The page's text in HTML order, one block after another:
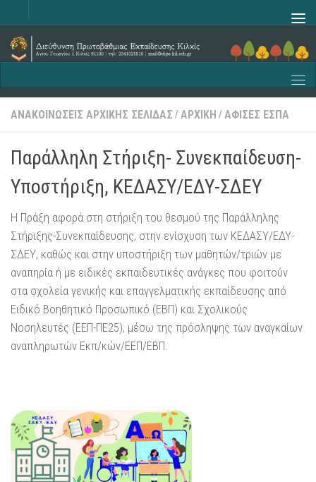
ΑΝΑΚΟΙΝΩΣΕΙΣ ΑΡΧΙΚΗΣ ΣΕΛΙΔΑΣ / ΑΡΧΙΚΗ / ΑΦΊΣΕΣ ΕΣΠΑ
Παράλληλη Στήριξη- Συνεκπαίδευση-
Υποστήριξη, ΚΕΔΑΣΥ/ΕΔΥ-ΣΔΕΥ
Η Πράξη αφορά στη στήριξη του θεσμού της Παράλληλης
Στήριξης-Συνεκπαίδευσης, στην ενίσχυση των ΚΕΔΑΣΥ/ΕΔΥ-
ΣΔΕΥ, καθώς και στην υποστήριξη των μαθητών/τριών με
αναπηρία ή με ειδικές εκπαιδευτικές ανάγκες που φοιτούν
στα σχολεία γενικής και επαγγελματικής εκπαίδευσης από
Ειδικό Βοηθητικό Προσωπικό (ΕΒΠ) και Σχολικούς
Νοσηλευτές (ΕΕΠ-ΠΕ25), μέσω της πρόσληψης των αναγκαίων
αναπληρωτών Εκπ/κών/ΕΕΠ/ΕΒΠ.